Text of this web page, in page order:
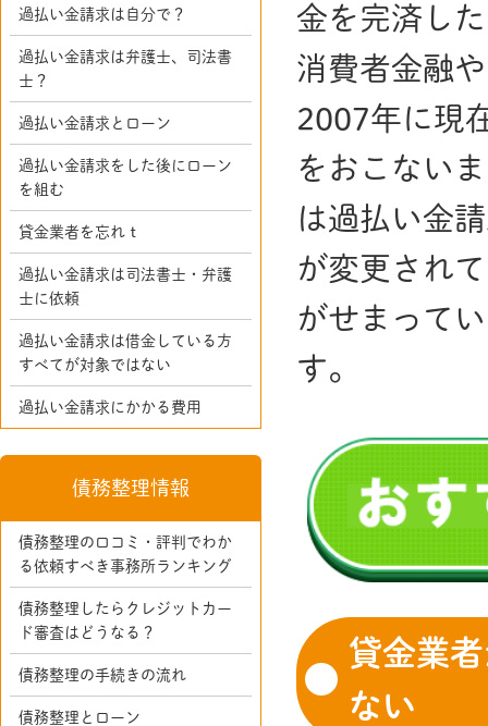
金を完済し
消費者金融
2007年に現
をおこない
は過払い金
が変更され
がせまって
す。
貸金業
ない
過払い金請求は自分で？
過払い金請求は弁護士、司法書
士？
過払い金請求とローン
過払い金請求をした後にローン
を組む
貸金業者を忘れｔ
過払い金請求は司法書士・弁護
士に依頼
過払い金請求は借金している方
すべてが対象ではない
過払い金請求にかかる費用
債務整理情報
債務整理の口コミ・評判でわか
る依頼すべき事務所ランキング
債務整理したらクレジットカー
ド審査はどうなる？
債務整理の手続きの流れ
債務整理とローン